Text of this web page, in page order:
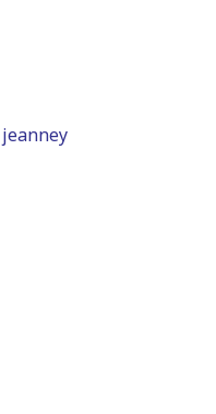
jeanney